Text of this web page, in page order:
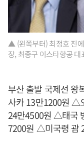
▲ (왼쪽부터) 최정호 진
장, 최종구 이스타항공 대
부산 출발 국제선 왕
사카 13만1200원 △
24만4500원 △태국
7200원 △미국령 괌